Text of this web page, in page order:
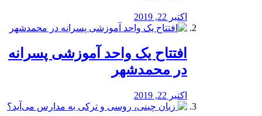
اکتبر 22, 2019
افتتاح یک واحد آموزشی پسرانه
در محمدشهر
اکتبر 22, 2019